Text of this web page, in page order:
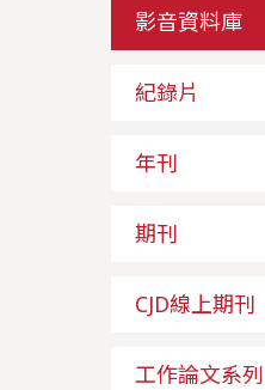
影音資料庫
紀錄片
年刊
期刊
CJD線上期刊
工作論文系列